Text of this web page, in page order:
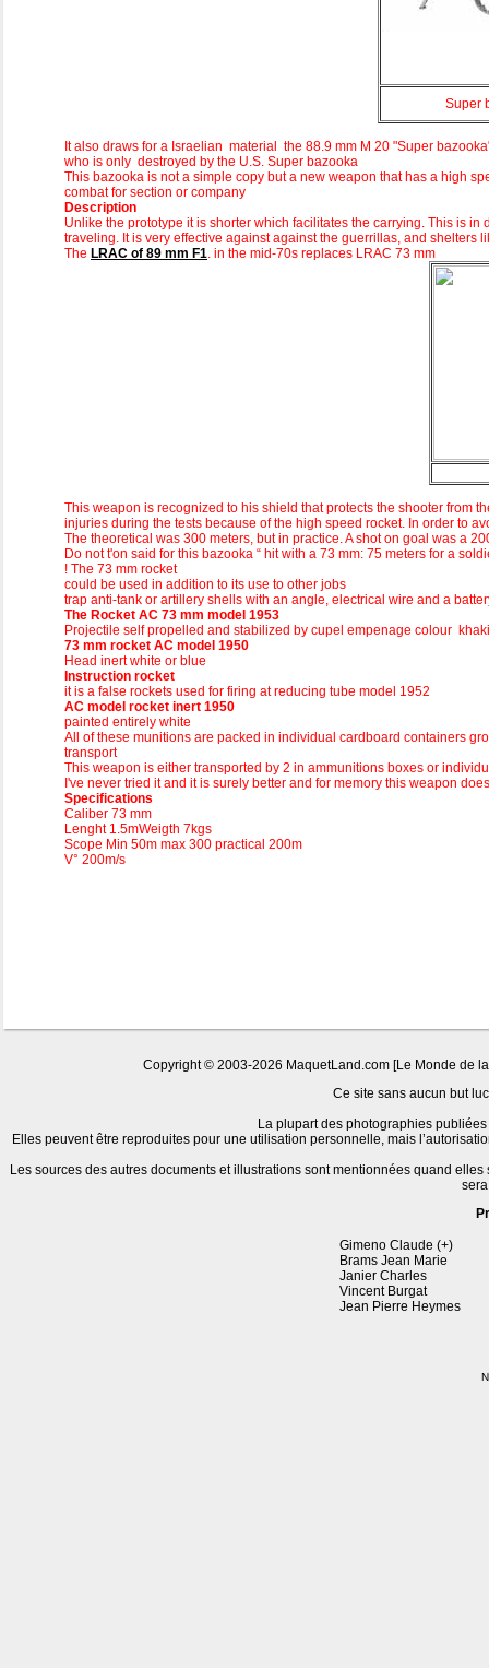
Super
It also draws for a Israelian material the 88.9 mm М 20 "Super
who is only destroyed by the U.S. Super bazooka
This bazooka is not a simple copy but a new weapon that has a high
combat for section or company
Description
Unlike the prototype it is shorter which facilitates the carrying. This is
traveling. It is very effective against against the guerrillas, and shelters
The LRAC of 89 mm F1. in the mid-70s replaces LRAC 73 mm
This weapon is recognized to his shield that protects the shooter from
injuries during the tests because of the high speed rocket. In order to
The theoretical was 300 meters, but in practice. A shot on goal was a
Do not t'on said for this bazooka “ hit with a 73 mm: 75 meters for a
! The 73 mm rocket
could be used in addition to its use to other jobs
trap anti-tank or artillery shells with an angle, electrical wire and a
The Rocket AC 73 mm model 1953
Projectile self propelled and stabilized by cupel empenage colour khaki
73 mm rocket AC model 1950
Head inert white or blue
Instruction rocket
it is a false rockets used for firing at reducing tube model 1952
AC model rocket inert 1950
painted entirely white
All of these munitions are packed in individual cardboard containers
transport
This weapon is either transported by 2 in ammunitions boxes or
I've never tried it and it is surely better and for memory this weapon
Specifications
Caliber 73 mm
Lenght 1.5mWeigth 7kgs
Scope Min 50m max 300 practical 200m
V° 200m/s
Copyright © 2003-2026 MaquetLand.com [Le Monde de
Ce site sans aucun but
La plupart des photographies
Elles peuvent être reproduites pour une utilisation personnelle, mais
Les sources des autres documents et illustrations sont mentionnées quand
Gimeno Claude (+)
Brams Jean Marie
Janier Charles
Vincent Burgat
Jean Pierre Heymes